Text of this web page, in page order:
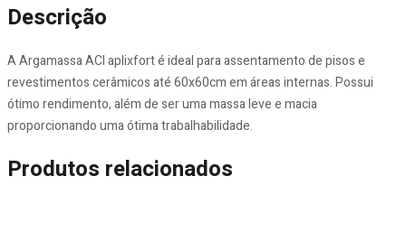
Descrição
A Argamassa ACI aplixfort é ideal para assentamento de pisos e
revestimentos cerâmicos até 60x60cm em áreas internas. Possui
ótimo rendimento, além de ser uma massa leve e macia
proporcionando uma ótima trabalhabilidade.
Produtos relacionados